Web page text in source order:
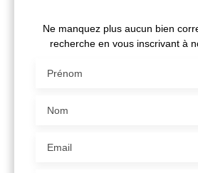
Ne manquez plus aucun bien
recherche en vous inscrivant à
Prénom
Nom
Email